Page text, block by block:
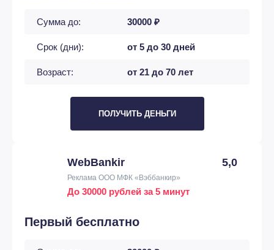
Сумма до: 30000 ₽
Срок (дни): от 5 до 30 дней
Возраст: от 21 до 70 лет
ПОЛУЧИТЬ ДЕНЬГИ
WebBankir 5,0
Реклама ООО МФК «Вэббанкир»
До 30000 рублей за 5 минут
Первый бесплатно